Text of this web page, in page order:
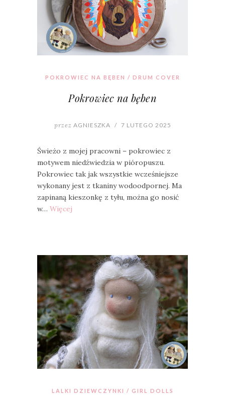
POKROWIEC NA BĘBEN / DRUM COVER
Pokrowiec na bęben
przez AGNIESZKA / 7 LUTEGO 2025
Świeżo z mojej pracowni – pokrowiec z
motywem niedźwiedzia w pióropuszu.
Pokrowiec tak jak wszystkie wcześniejsze
wykonany jest z tkaniny wodoodpornej. Ma
zapinaną kieszonkę z tyłu, można go nosić
w… Więcej
LALKI DZIEWCZYNKI / GIRL DOLLS